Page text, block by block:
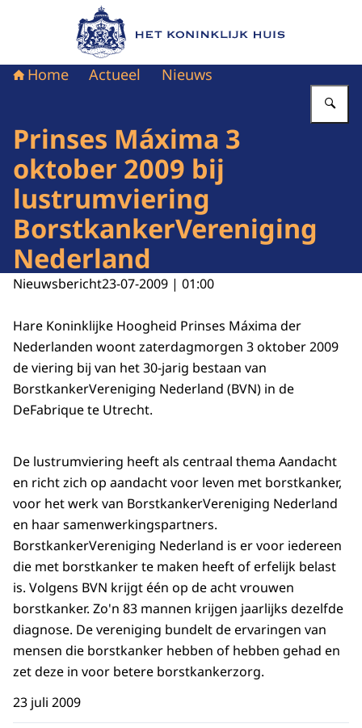
Naar de homepage van Het Koninklijk Huis
Home Actueel Nieuws
Prinses Máxima 3
oktober 2009 bij
lustrumviering
BorstkankerVereniging
Nederland
Nieuwsbericht23-07-2009 | 01:00
Hare Koninklijke Hoogheid Prinses Máxima der
Nederlanden woont zaterdagmorgen 3 oktober 2009
de viering bij van het 30-jarig bestaan van
BorstkankerVereniging Nederland (BVN) in de
DeFabrique te Utrecht.
De lustrumviering heeft als centraal thema Aandacht
en richt zich op aandacht voor leven met borstkanker,
voor het werk van BorstkankerVereniging Nederland
en haar samenwerkingspartners.
BorstkankerVereniging Nederland is er voor iedereen
die met borstkanker te maken heeft of erfelijk belast
is. Volgens BVN krijgt één op de acht vrouwen
borstkanker. Zo'n 83 mannen krijgen jaarlijks dezelfde
diagnose. De vereniging bundelt de ervaringen van
mensen die borstkanker hebben of hebben gehad en
zet deze in voor betere borstkankerzorg.
23 juli 2009